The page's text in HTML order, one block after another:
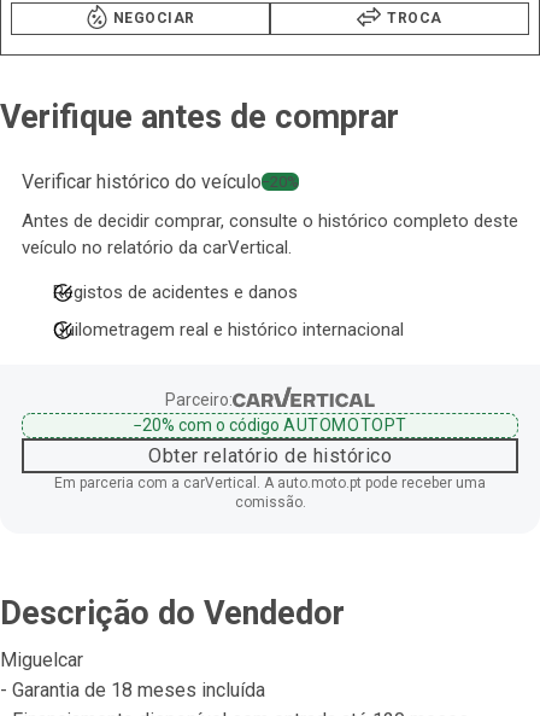
NEGOCIAR TROCA
Verifique antes de comprar
Verificar histórico do veículo−20%
Antes de decidir comprar, consulte o histórico completo deste
veículo no relatório da carVertical.
Registos de acidentes e danos
Quilometragem real e histórico internacional
Parceiro:
−20%com o código AUTOMOTOPT
Obter relatório de histórico
Em parceria com a carVertical. A auto.moto.pt pode receber uma
comissão.
Descrição do Vendedor
Miguelcar
- Garantia de 18 meses incluída